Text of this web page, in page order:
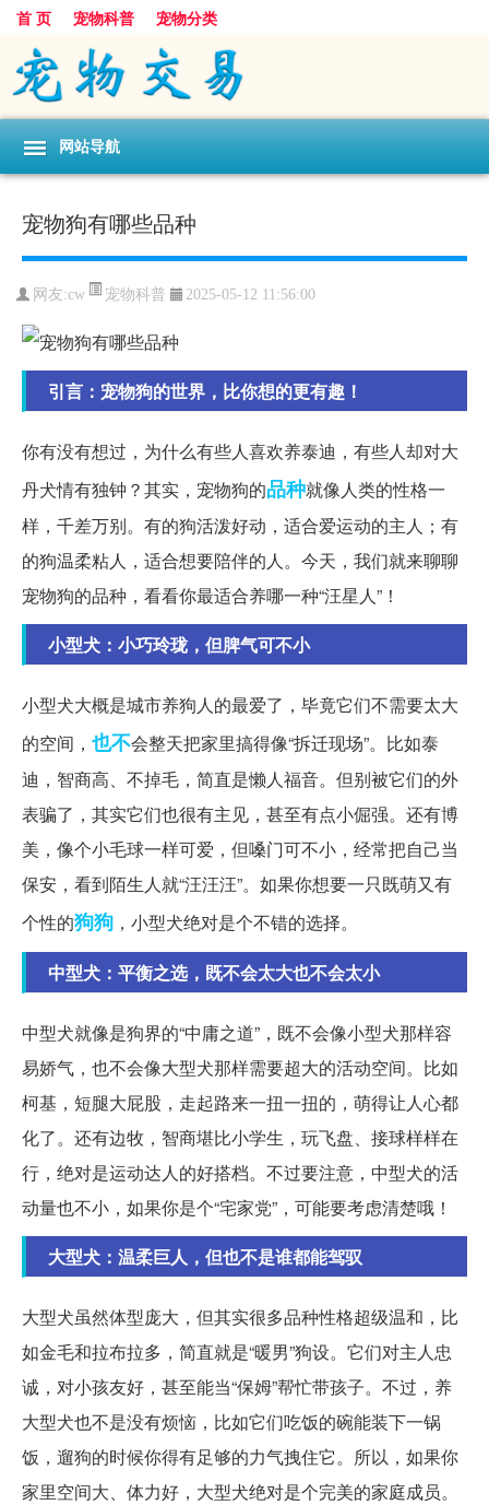
首 页 宠物科普 宠物分类
网站导航
宠物狗有哪些品种
网友:cw 宠物科普 2025-05-12 11:56:00
引言：宠物狗的世界，比你想的更有趣！
你有没有想过，为什么有些人喜欢养泰迪，有些人却对大
丹犬情有独钟？其实，宠物狗的品种就像人类的性格一
样，千差万别。有的狗活泼好动，适合爱运动的主人；有
的狗温柔粘人，适合想要陪伴的人。今天，我们就来聊聊
宠物狗的品种，看看你最适合养哪一种“汪星人”！
小型犬：小巧玲珑，但脾气可不小
小型犬大概是城市养狗人的最爱了，毕竟它们不需要太大
的空间， 也不会整天把家里搞得像“拆迁现场”。比如泰
迪，智商高、不掉毛，简直是懒人福音。但别被它们的外
表骗了，其实它们也很有主见，甚至有点小倔强。还有博
美，像个小毛球一样可爱，但嗓门可不小，经常把自己当
保安，看到陌生人就“汪汪汪”。如果你想要一只既萌又有
个性的狗狗 ，小型犬绝对是个不错的选择。
中型犬：平衡之选，既不会太大也不会太小
中型犬就像是狗界的“中庸之道”，既不会像小型犬那样容
易娇气，也不会像大型犬那样需要超大的活动空间。比如
柯基，短腿大屁股，走起路来一扭一扭的，萌得让人心都
化了。还有边牧，智商堪比小学生，玩飞盘、接球样样在
行，绝对是运动达人的好搭档。不过要注意，中型犬的活
动量也不小，如果你是个“宅家党”，可能要考虑清楚哦！
大型犬：温柔巨人，但也不是谁都能驾驭
大型犬虽然体型庞大，但其实很多品种性格超级温和，比
如金毛和拉布拉多，简直就是“暖男”狗设。它们对主人忠
诚，对小孩友好，甚至能当“保姆”帮忙带孩子。不过，养
大型犬也不是没有烦恼，比如它们吃饭的碗能装下一锅
饭，遛狗的时候你得有足够的力气拽住它。所以，如果你
家里空间大、体力好，大型犬绝对是个完美的家庭成员。